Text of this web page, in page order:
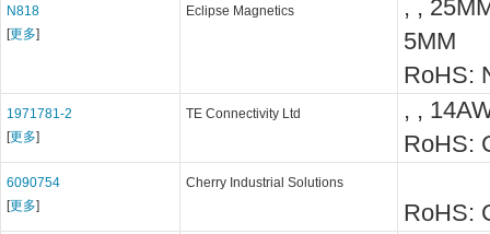
N818
[更多]
Eclipse Magnetics
, ,
5MM
RoHS:
1971781-2
[更多]
TE Connectivity Ltd
, ,
RoHS:
6090754
[更多]
Cherry Industrial Solutions
RoHS: